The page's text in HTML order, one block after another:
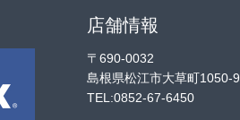
店舗情報
〒690-0032
島根県松江市大草町1050-9
TEL:0852-67-6450